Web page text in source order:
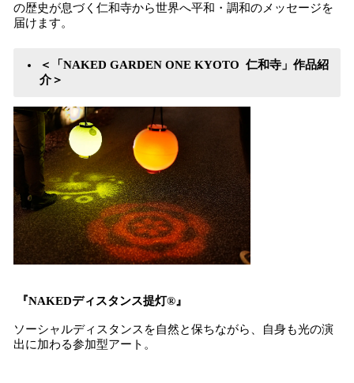
の歴史が息づく仁和寺から世界へ平和・調和のメッセージを
届けます。
＜「NAKED GARDEN ONE KYOTO 仁和寺」作品紹
介＞
『NAKEDディスタンス提灯®︎』
ソーシャルディスタンスを自然と保ちながら、自身も光の演
出に加わる参加型アート。